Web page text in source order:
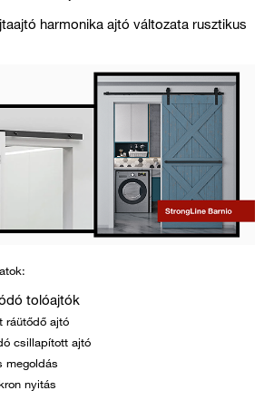
harmonika ajtó változata rusztikus
tolóajtók
ráütődő ajtó
csillapított ajtó
megoldás
nyitás